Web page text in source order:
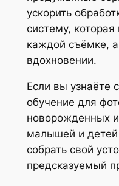
ускорить
систему,
каждой съёмке,
вдохновении.
Если вы узнаёте
обучение для
новорожденных
малышей и
собрать свой
предсказуемый